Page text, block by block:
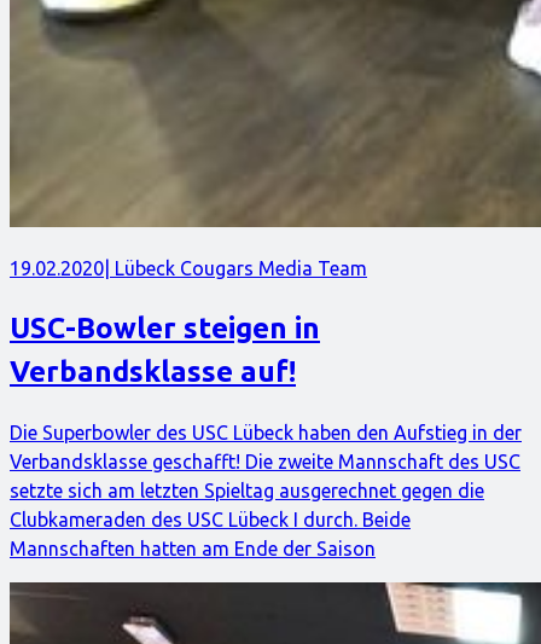
19.02.2020 | Lübeck Cougars Media Team
USC-Bowler steigen in
Verbandsklasse auf!
Die Superbowler des USC Lübeck haben den Aufstieg in der
Verbandsklasse geschafft! Die zweite Mannschaft des USC
setzte sich am letzten Spieltag ausgerechnet gegen die
Clubkameraden des USC Lübeck I durch. Beide
Mannschaften hatten am Ende der Saison